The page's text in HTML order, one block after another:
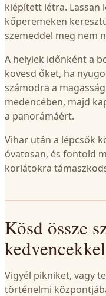
kiépített létra. Lassan
kőperemeken
szemeddel meg nem
A helyiek időnként a
kövesd őket, ha
számodra a
medencében, majd
a panorámáért.
Vihar után a lépcsők
óvatosan, és fontold
korlátokra
Kösd össze
kedvencekkel
Vigyél pikniket, vagy
történelmi